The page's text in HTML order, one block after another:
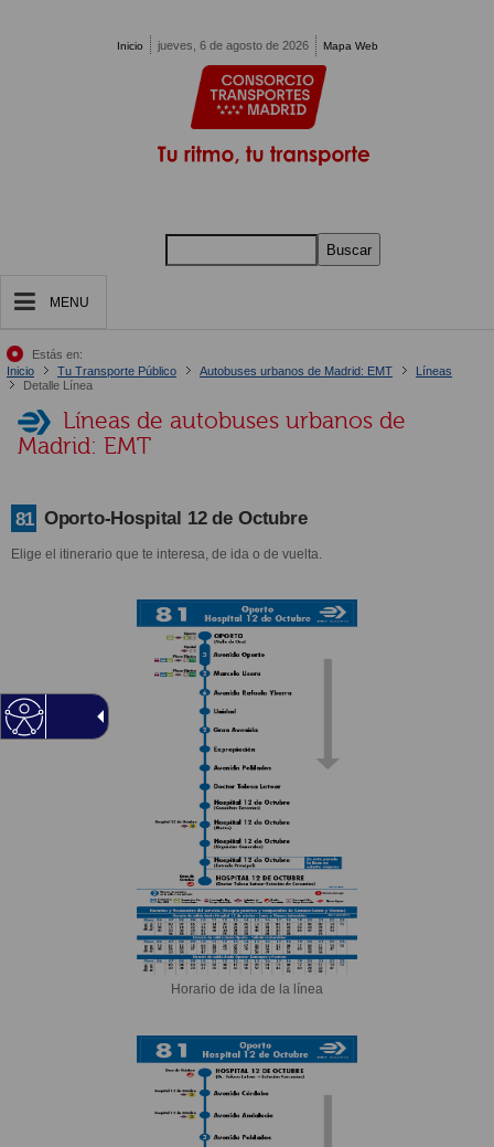
Inicio jueves, 6 de agosto de 2026 Mapa Web
Buscar
MENU
Estás en:
Inicio
Tu Transporte Público Autobuses urbanos de Madrid: EMT
Líneas
Detalle Línea
Líneas de autobuses urbanos de
Madrid: EMT
81 Oporto-Hospital 12 de Octubre
Elige el itinerario que te interesa, de ida o de vuelta.
Horario de ida de la línea